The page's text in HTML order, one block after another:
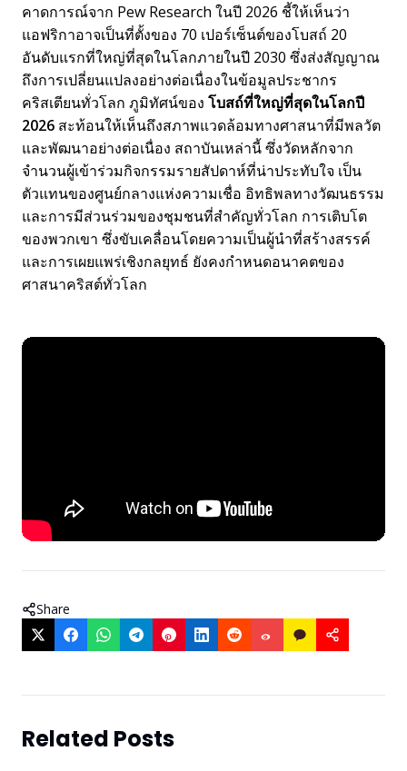
คาดการณ์จาก Pew Research ในปี 2026 ชี้ให้เห็นว่า
แอฟริกาอาจเป็นที่ตั้งของ 70 เปอร์เซ็นต์ของโบสถ์ 20
อันดับแรกที่ใหญ่ที่สุดในโลกภายในปี 2030 ซึ่งส่งสัญญาณ
ถึงการเปลี่ยนแปลงอย่างต่อเนื่องในข้อมูลประชากร
คริสเตียนทั่วโลก ภูมิทัศน์ของ โบสถ์ที่ใหญ่ที่สุดในโลกปี
2026 สะท้อนให้เห็นถึงสภาพแวดล้อมทางศาสนาที่มีพลวัต
และพัฒนาอย่างต่อเนื่อง สถาบันเหล่านี้ ซึ่งวัดหลักจาก
จำนวนผู้เข้าร่วมกิจกรรมรายสัปดาห์ที่น่าประทับใจ เป็น
ตัวแทนของศูนย์กลางแห่งความเชื่อ อิทธิพลทางวัฒนธรรม
และการมีส่วนร่วมของชุมชนที่สำคัญทั่วโลก การเติบโต
ของพวกเขา ซึ่งขับเคลื่อนโดยความเป็นผู้นำที่สร้างสรรค์
และการเผยแพร่เชิงกลยุทธ์ ยังคงกำหนดอนาคตของ
ศาสนาคริสต์ทั่วโลก
Share
Related Posts